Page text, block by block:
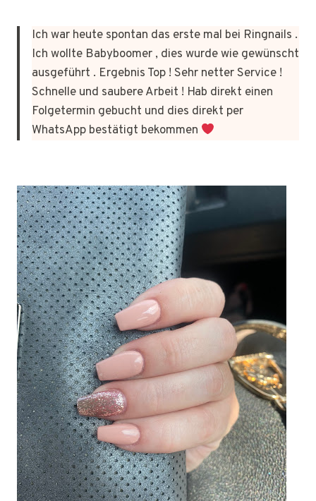
Ich war heute spontan das erste mal bei Ringnails .
Ich wollte Babyboomer , dies wurde wie gewünscht
ausgeführt . Ergebnis Top ! Sehr netter Service !
Schnelle und saubere Arbeit ! Hab direkt einen
Folgetermin gebucht und dies direkt per
WhatsApp bestätigt bekommen